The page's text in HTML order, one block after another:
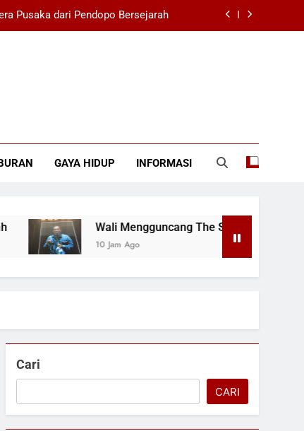
Pusaka dari Pendopo Bersejarah
Sorakan Suporter di SUGBK
1-3 di SEA V Cup Wanita 2026
Ribuan Penonton Bernyanyi
GAYA HIDUP INFORMASI
Wali Mengguncang The Sounds Project 2026
10 Jam Ago
Cari
CARI